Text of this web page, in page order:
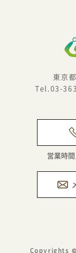
東京
Tel.03-
営業時
Copyrights